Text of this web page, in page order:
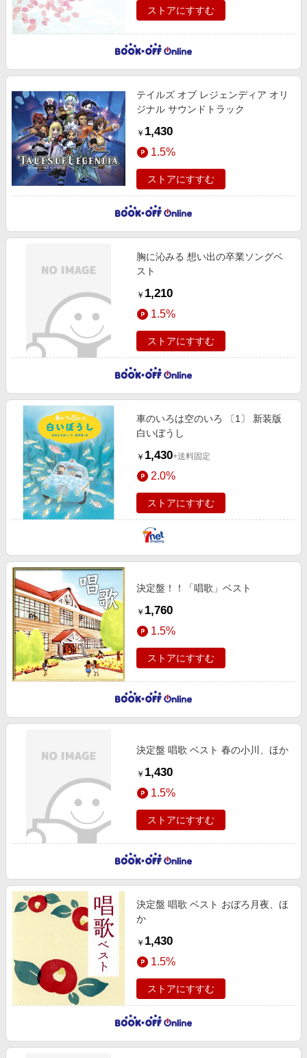
ストアにすすむ
テイルズ オブ レジェンディア オリ
ジナル サウンドトラック
￥ 1,430
1.5%
ストアにすすむ
胸に沁みる 想い出の卒業ソングベ
スト
￥ 1,210
1.5%
ストアにすすむ
車のいろは空のいろ 〔1〕 新装版
白いぼうし
￥ 1,430+送料固定
2.0%
ストアにすすむ
決定盤！！「唱歌」ベスト
￥ 1,760
1.5%
ストアにすすむ
決定盤 唱歌 ベスト 春の小川、ほか
￥ 1,430
1.5%
ストアにすすむ
決定盤 唱歌 ベスト おぼろ月夜、ほ
か
￥ 1,430
1.5%
ストアにすすむ